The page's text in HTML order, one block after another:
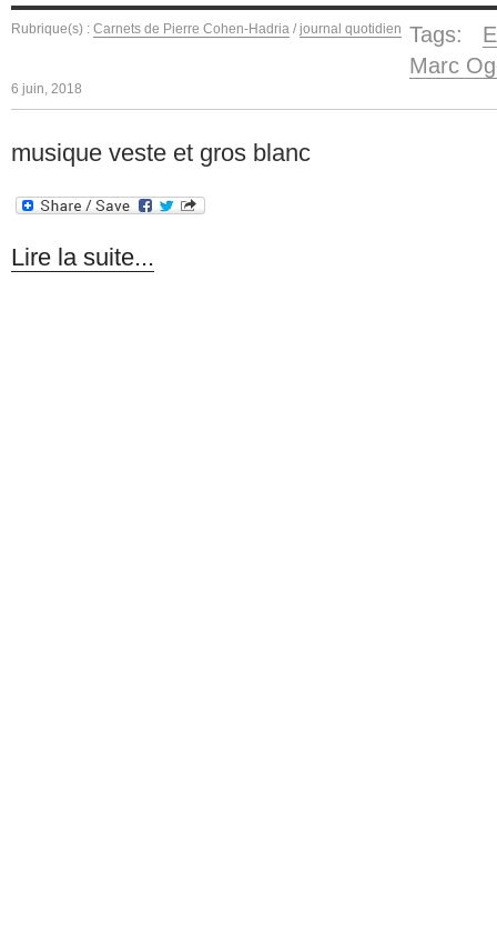
Rubrique(s) : Carnets de Pierre Cohen-Hadria / journal quotidien Tags:
Marc
6 juin, 2018
musique veste et gros blanc
Lire la suite...